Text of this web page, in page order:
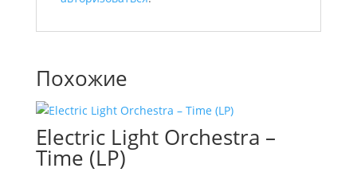
Похожие
Electric Light Orchestra –
Time (LP)